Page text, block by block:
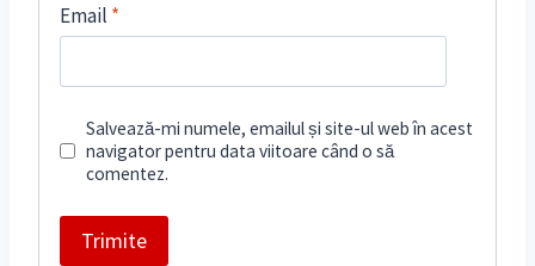
Email *
Salvează-mi numele, emailul și site-ul web în acest
navigator pentru data viitoare când o să
comentez.